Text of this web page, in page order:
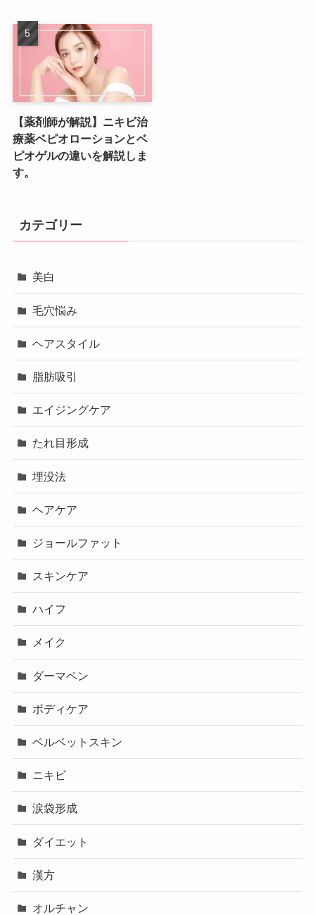
【薬剤師が解説】ニキビ治
療薬ベピオローションとベ
ピオゲルの違いを解説しま
す。
カテゴリー
美白
毛穴悩み
ヘアスタイル
脂肪吸引
エイジングケア
たれ目形成
埋没法
ヘアケア
ジョールファット
スキンケア
ハイフ
メイク
ダーマペン
ボディケア
ベルベットスキン
ニキビ
涙袋形成
ダイエット
漢方
オルチャン